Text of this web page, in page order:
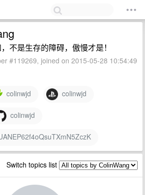
不是生存的障碍，傲慢才是！
#119269, joined on 2015-05-28 10:54:49
colinwjd colinwjd
colinwjd
Switch topics list